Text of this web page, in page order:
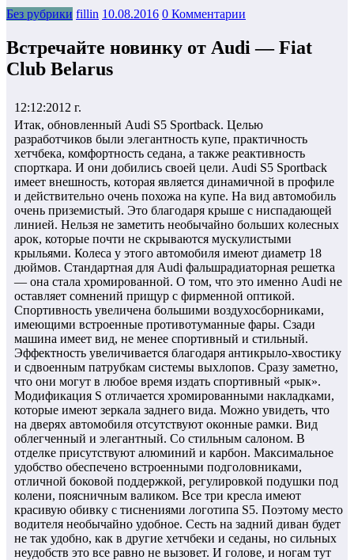
Без рубрики fillin 10.08.2016 0 Комментарии
Встречайте новинку от Audi — Fiat
Club Belarus
12:12:2012 г.
Итак, обновленный Audi S5 Sportback. Целью
разработчиков были элегантность купе, практичность
хетчбека, комфортность седана, а также реактивность
спорткара. И они добились своей цели. Audi S5 Sportback
имеет внешность, которая является динамичной в профиле
и действительно очень похожа на купе. На вид автомобиль
очень приземистый. Это благодаря крыше с ниспадающей
линией. Нельзя не заметить необычайно больших колесных
арок, которые почти не скрываются мускулистыми
крыльями. Колеса у этого автомобиля имеют диаметр 18
дюймов. Стандартная для Audi фальшрадиаторная решетка
— она стала хромированной. О том, что это именно Audi не
оставляет сомнений прищур с фирменной оптикой.
Спортивность увеличена большими воздухосборниками,
имеющими встроенные противотуманные фары. Сзади
машина имеет вид, не менее спортивный и стильный.
Эффектность увеличивается благодаря антикрыло-хвостику
и сдвоенным патрубкам системы выхлопов. Сразу заметно,
что они могут в любое время издать спортивный «рык».
Модификация S отличается хромированными накладками,
которые имеют зеркала заднего вида. Можно увидеть, что
на дверях автомобиля отсутствуют оконные рамки. Вид
облегченный и элегантный. Со стильным салоном. В
отделке присутствуют алюминий и карбон. Максимальное
удобство обеспечено встроенными подголовниками,
отличной боковой поддержкой, регулировкой подушки под
колени, поясничным валиком. Все три кресла имеют
красивую обивку с тиснениями логотипа S5. Поэтому место
водителя необычайно удобное. Сесть на задний диван будет
не так удобно, как в другие хетчбеки и седаны, но сильных
неудобств это все равно не вызовет. И голове, и ногам тут